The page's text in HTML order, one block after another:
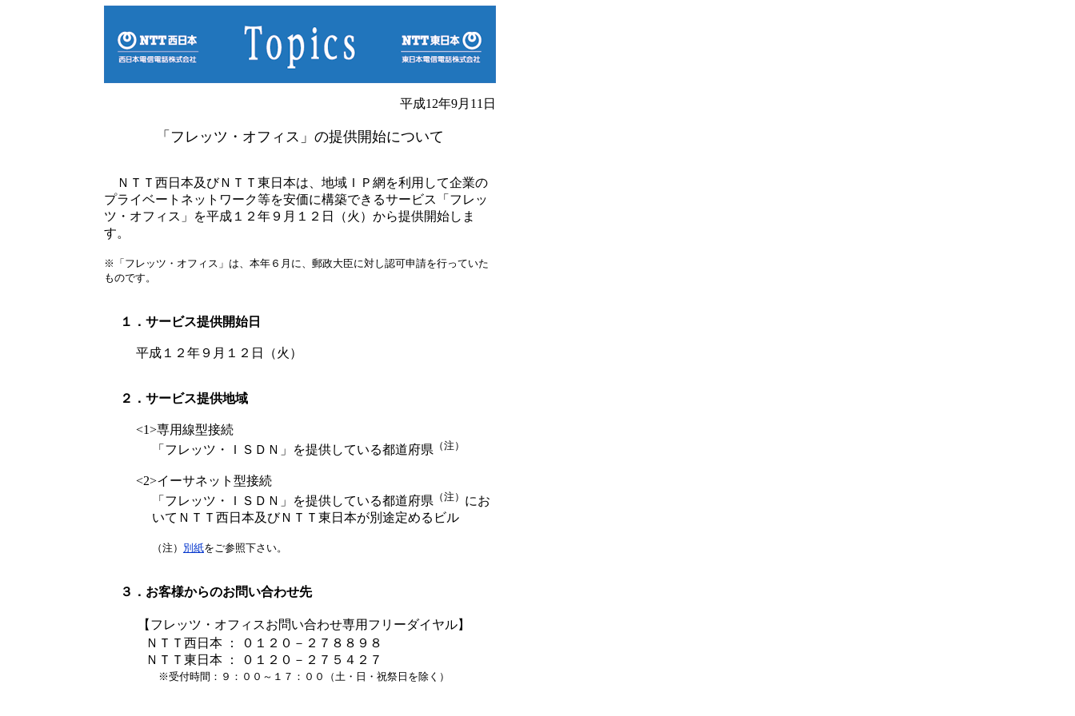
平成12年9月11日
「フレッツ・オフィス」の提供開始について
ＮＴＴ西日本及びＮＴＴ東日本は、地域ＩＰ網を利用して企業の
プライベートネットワーク等を安価に構築できるサービス「フレッ
ツ・オフィス」を平成１２年９月１２日（火）から提供開始しま
す。
※「フレッツ・オフィス」は、本年６月に、郵政大臣に対し認可申請を行っていた
ものです。
１．サービス提供開始日
平成１２年９月１２日（火）
２．サービス提供地域
<1>専用線型接続
「フレッツ・ＩＳＤＮ」を提供している都道府県 （注）
<2>イーサネット型接続
「フレッツ・ＩＳＤＮ」を提供している都道府県 （注） にお
いてＮＴＴ西日本及びＮＴＴ東日本が別途定めるビル
（注） 別紙をご参照下さい。
３．お客様からのお問い合わせ先
【フレッツ・オフィスお問い合わせ専用フリーダイヤル】
ＮＴＴ西日本 ： ０１２０－２７８８９８
ＮＴＴ東日本 ： ０１２０－２７５４２７
※受付時間：９：００～１７：００（土・日・祝祭日を除く）